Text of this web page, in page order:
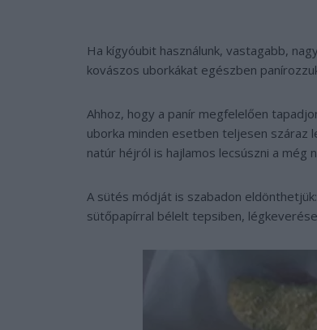
Ha kígyóubit használunk, vastagabb,
kovászos uborkákat egészben
Ahhoz, hogy a panír megfelelően
uborka minden esetben teljesen száraz
natúr héjról is hajlamos lecsúszni a még
A sütés módját is szabadon
sütőpapírral bélelt tepsiben,